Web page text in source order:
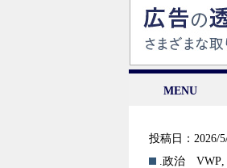
MENU
投稿日：2026/
.政治
VWP,